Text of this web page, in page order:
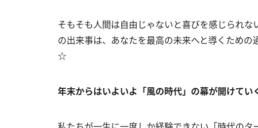
そもそも人間は自由じゃないと喜びを感じられな
の出来事は、あなたを最高の未来へと導くための
☆
年末からはいよいよ「風の時代」の幕が開けてい